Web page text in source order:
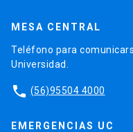
MESA CENTRAL
Teléfono para
Universidad.
phone (56)95504 4000
EMERGENCIAS UC